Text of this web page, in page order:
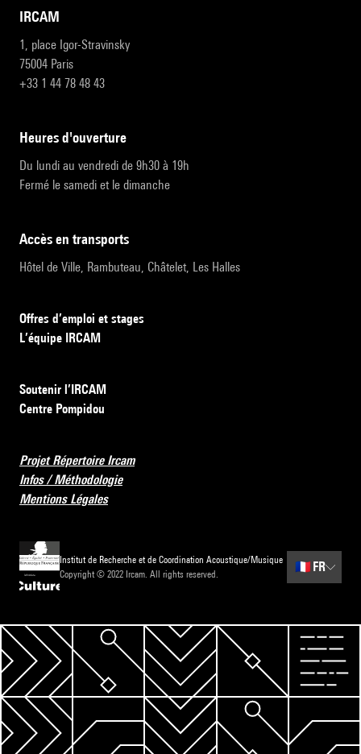
IRCAM
1, place Igor-Stravinsky
75004 Paris
+33 1 44 78 48 43
heures d'ouverture
Du lundi au vendredi de 9h30 à 19h
Fermé le samedi et le dimanche
accès en transports
Hôtel de Ville, Rambuteau, Châtelet, Les Halles
Offres d’emploi et stages
L’équipe IRCAM
Soutenir l’IRCAM
Centre Pompidou
Projet Répertoire Ircam
Infos / Méthodologie
Mentions Légales
Institut de Recherche et de Coordination Acoustique/Musique
Copyright © 2022 Ircam. All rights reserved.
🇫🇷 FR